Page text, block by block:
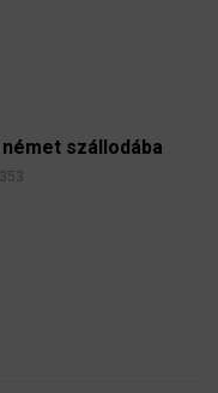
szállodába